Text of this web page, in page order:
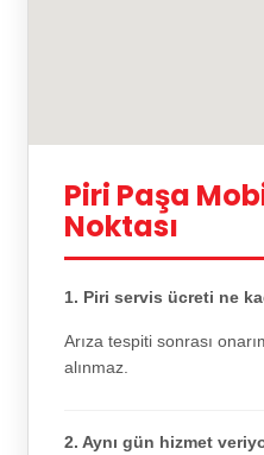
Piri Paşa
Noktası
1. Piri servis ücreti ne
Arıza tespiti sonrası
alınmaz.
2. Aynı gün hizmet